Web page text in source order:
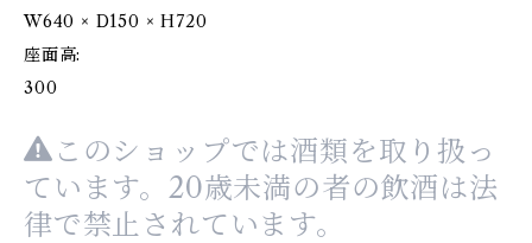
W640 × D150 × H720
座面高:
300
このショップでは酒類を取り扱っ
ています。20歳未満の者の飲酒は法
律で禁止されています。